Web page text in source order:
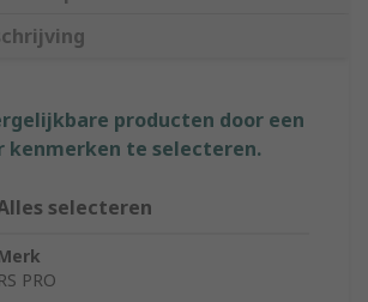
producten door een
kenmerken te selecteren.
selecteren
RS PRO